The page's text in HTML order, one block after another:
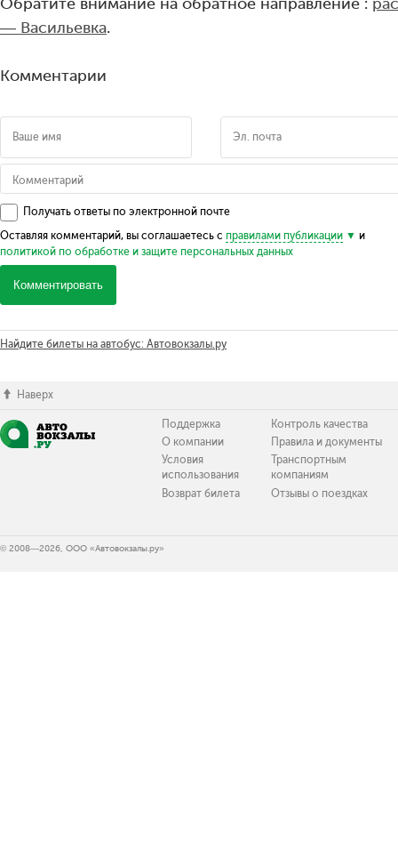
— Васильевка.
Комментарии
Получать ответы по электронной почте
Оставляя комментарий, вы соглашаетесь с правилами публикации
и
политикой по обработке и защите персональных данных
Комментировать
Найдите билеты на автобус: Автовокзалы.ру
Наверх
Поддержка
О компании
Условия
использования
Возврат билета
Контроль качества
Правила и документы
Транспортным
компаниям
Отзывы о поездках
© 2008—2026, ООО «Автовокзалы.ру»